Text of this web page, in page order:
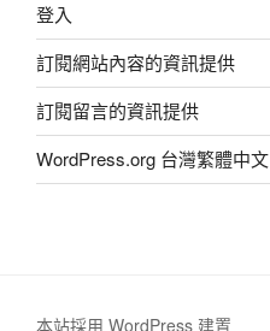
登入
訂閱網站內容的資訊提供
訂閱留言的資訊提供
WordPress.org 台灣繁體中文
本站採用 WordPress 建置